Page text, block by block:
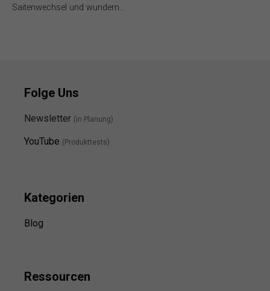
Saitenwechsel und wundern…
Folge Uns
Newsletter (in Planung)
YouTube (Produkttests)
Kategorien
Blog
Ressourcen